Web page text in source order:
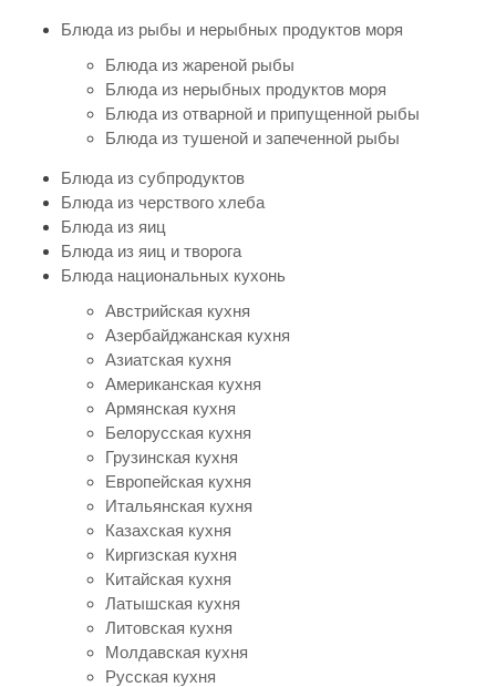
Блюда из рыбы и нерыбных продуктов моря
Блюда из жареной рыбы
Блюда из нерыбных продуктов моря
Блюда из отварной и припущенной рыбы
Блюда из тушеной и запеченной рыбы
Блюда из субпродуктов
Блюда из черствого хлеба
Блюда из яиц
Блюда из яиц и творога
Блюда национальных кухонь
Австрийская кухня
Азербайджанская кухня
Азиатская кухня
Американская кухня
Армянская кухня
Белорусская кухня
Грузинская кухня
Европейская кухня
Итальянская кухня
Казахская кухня
Киргизская кухня
Китайская кухня
Латышская кухня
Литовская кухня
Молдавская кухня
Русская кухня